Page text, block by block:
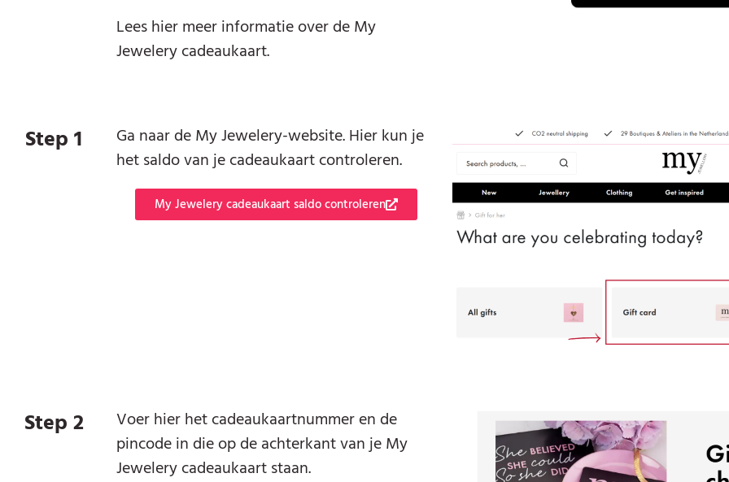
Lees hier meer informatie over de My
Jewelery cadeaukaart.
Step 1
Ga naar de My Jewelery-website. Hier kun je
het saldo van je cadeaukaart controleren.
My Jewelery cadeaukaart saldo controleren
Step 2
Voer hier het cadeaukaartnummer en de
pincode in die op de achterkant van je My
Jewelery cadeaukaart staan.